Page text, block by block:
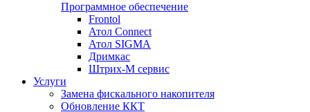
Программное обеспечение
Frontol
Атол Connect
Атол SIGMA
Дримкас
Штрих-М сервис
Услуги
Замена фискального накопителя
Обновление ККТ